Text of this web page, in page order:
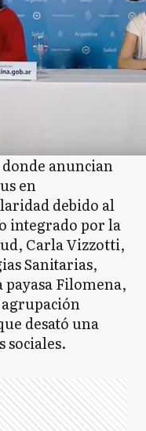
anuncian
en
debido al
integrado por la
Carla Vizzotti,
Sanitarias,
Filomena,
desató una
sociales.